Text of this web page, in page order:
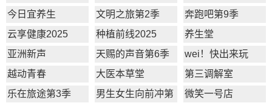
今日宜养生
文明之旅第2季
奔跑吧第9季
云享健康2025
种植前线2025
养生堂
亚洲新声
天赐的声音第6季
wei！快出来玩
越动青春
大医本草堂
第三调解室
乐在旅途第3季
男生女生向前冲第
微笑一号店